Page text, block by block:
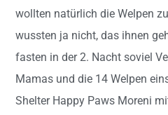
wollten natürlich die Welpen
wussten ja nicht, das ihnen
fasten in der 2. Nacht soviel
Mamas und die 14 Welpen
Shelter Happy Paws Moreni